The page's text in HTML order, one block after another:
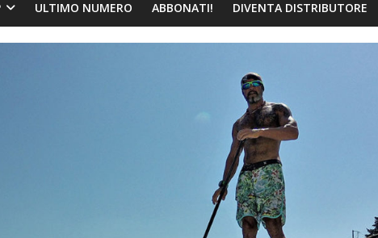
ULTIMO NUMERO ABBONATI! DIVENTA DISTRIBUTORE